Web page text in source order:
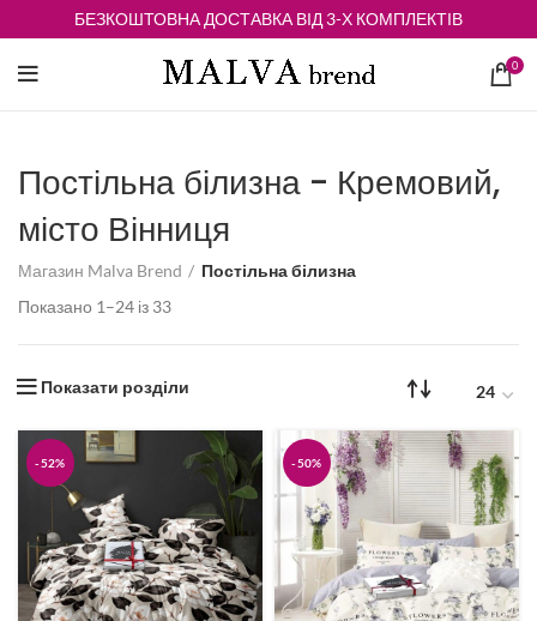
БЕЗКОШТОВНА ДОСТАВКА ВІД 3-Х КОМПЛЕКТІВ
0
Постільна білизна - Кремовий,
місто Вінниця
Магазин Malva Brend
Постільна білизна
Показано 1–24 із 33Відсортовано
оцінкою
Показати розділи
-52% -50%